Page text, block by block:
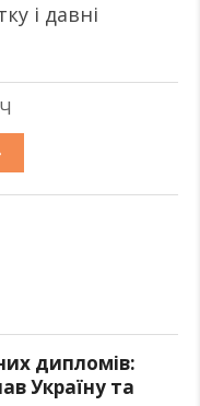
і давні
дипломів:
Україну та